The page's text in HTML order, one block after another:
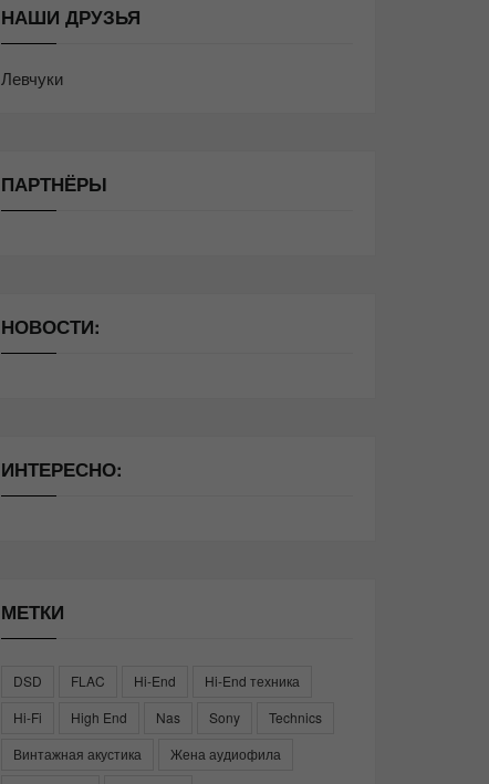
НАШИ ДРУЗЬЯ
Левчуки
ПАРТНЁРЫ
НОВОСТИ:
ИНТЕРЕСНО:
МЕТКИ
DSD FLAC Hi-End
Hi-End техника
Hi-Fi
High End Nas Sony
Technics
Винтажная акустика
Жена аудиофила